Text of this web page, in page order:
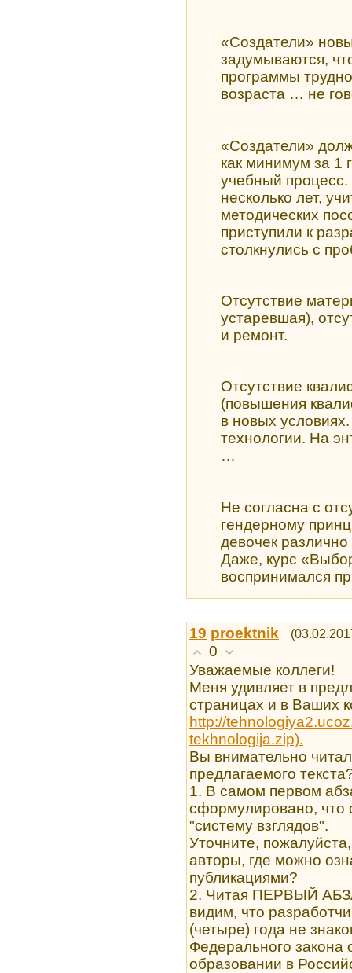
«Создатели»
задумываются,
программы
возраста … не
«Создатели»
как минимум за 1
учебный процесс.
несколько лет,
методических
приступили к
столкнулись с
Отсутствие
устаревшая),
и ремонт.
Отсутствие
(повышения
в новых
технологии. На
…
Не согласна с
гендерному
девочек
Даже, курс
воспринимался
19 proektnik
0
Уважаемые коллеги!
Меня удивляет в
страницах и в Ваших
http://
tekhnologija.zip).
Вы внимательно
предлагаемого
1. В самом первом
сформулировано, что
"систему взглядов".
Уточните,
авторы, где можно
публикациями?
2. Читая ПЕРВЫЙ
видим, что
(четыре) года не
Федерального
образовании в